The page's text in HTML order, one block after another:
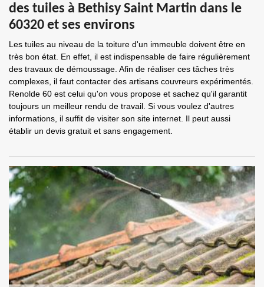
des tuiles à Bethisy Saint Martin dans le
60320 et ses environs
Les tuiles au niveau de la toiture d'un immeuble doivent être en
très bon état. En effet, il est indispensable de faire régulièrement
des travaux de démoussage. Afin de réaliser ces tâches très
complexes, il faut contacter des artisans couvreurs expérimentés.
Renolde 60 est celui qu'on vous propose et sachez qu'il garantit
toujours un meilleur rendu de travail. Si vous voulez d'autres
informations, il suffit de visiter son site internet. Il peut aussi
établir un devis gratuit et sans engagement.